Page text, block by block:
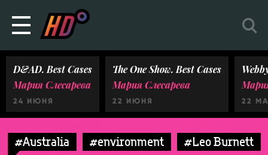
D&AD. Best Cases
Мария Слесарева
24 ИЮНЯ
The One Show. Best Cases
Мария Слесарева
22 ИЮНЯ 22
#Australia #environment
#Leo Burnett